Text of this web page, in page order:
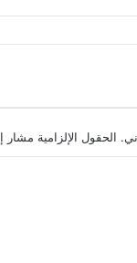
الحقول الإلزامية مشار